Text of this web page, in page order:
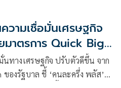
ามเชื่อมั่นเศรษฐกิจ
าตรการ Quick Big
ทางเศรษฐกิจ ปรับตัวดีขึ้น จาก
ของรัฐบาล ชี้ ‘คนละครึ่ง พลัส’